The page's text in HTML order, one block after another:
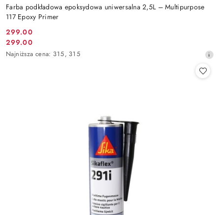
Farba podkładowa epoksydowa uniwersalna 2,5L – Multipurpose
117 Epoxy Primer
Cena
promocyjna:
299.00
Cena
promocyjna:
299.00
Najniższa
Najniższa cena: 315, 315